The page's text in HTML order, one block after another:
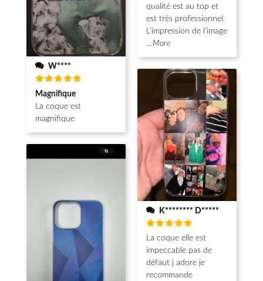
W****
Note5
sur 5
Magnifique
La coque est
magnifique
qualité est au top et
est très professionnel.
L'impression de l'image
...More
K******** D*****
Note5
sur 5
La coque elle est
impeccable pas de
défaut j adore je
recommande